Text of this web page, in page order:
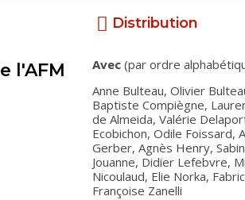
Vivez notre scène
l'AFM
Distribution
Avec (par ordre
Anne Bulteau, Olivier
Baptiste Compiègne,
de Almeida, Valérie
Ecobichon, Odile Foissard,
Gerber, Agnès Henry,
Jouanne, Didier Lefebvre,
Nicoulaud, Elie Norka,
Françoise Zanelli